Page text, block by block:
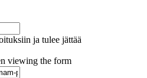
ja tulee jättää
viewing the form